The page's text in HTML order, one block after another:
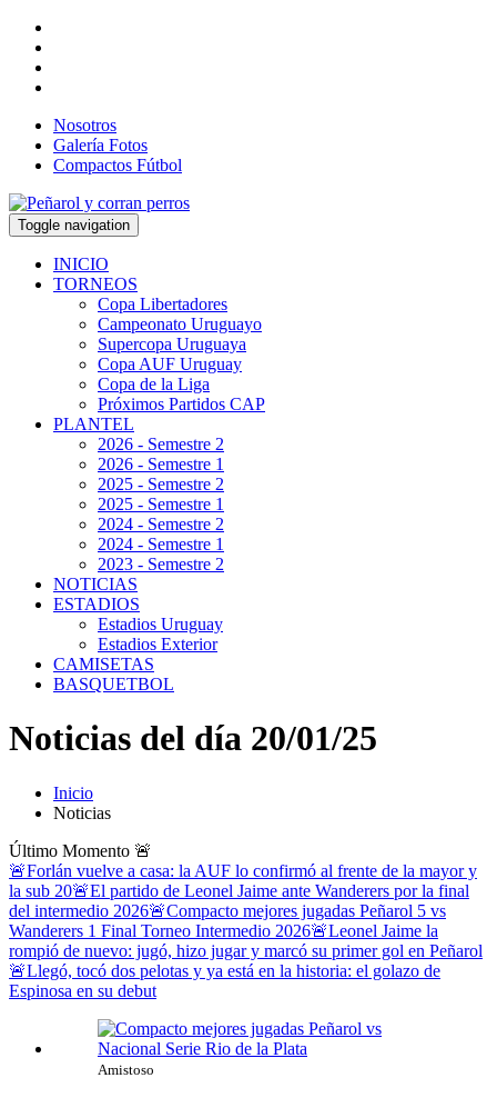
Nosotros
Galería Fotos
Compactos Fútbol
Toggle navigation
INICIO
TORNEOS
Copa Libertadores
Campeonato Uruguayo
Supercopa Uruguaya
Copa AUF Uruguay
Copa de la Liga
Próximos Partidos CAP
PLANTEL
2026 - Semestre 2
2026 - Semestre 1
2025 - Semestre 2
2025 - Semestre 1
2024 - Semestre 2
2024 - Semestre 1
2023 - Semestre 2
NOTICIAS
ESTADIOS
Estadios Uruguay
Estadios Exterior
CAMISETAS
BASQUETBOL
Noticias del día 20/01/25
Inicio
Noticias
Último Momento 🚨
🚨Forlán vuelve a casa: la AUF lo confirmó al frente de la mayor y
la sub 20🚨El partido de Leonel Jaime ante Wanderers por la final
del intermedio 2026🚨Compacto mejores jugadas Peñarol 5 vs
Wanderers 1 Final Torneo Intermedio 2026🚨Leonel Jaime la
rompió de nuevo: jugó, hizo jugar y marcó su primer gol en Peñarol
🚨Llegó, tocó dos pelotas y ya está en la historia: el golazo de
Espinosa en su debut
Amistoso